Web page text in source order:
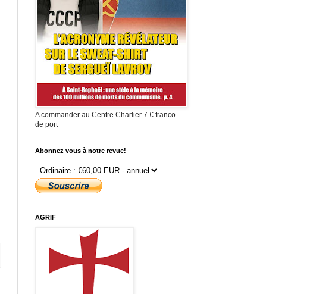
A commander au Centre Charlier 7 € franco
de port
Abonnez vous à notre revue!
AGRIF